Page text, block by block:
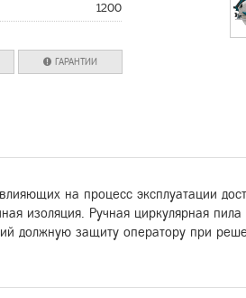
1200
ГАРАНТИИ
на процесс эксплуатации
изоляция. Ручная циркулярная
должную защиту оператору при